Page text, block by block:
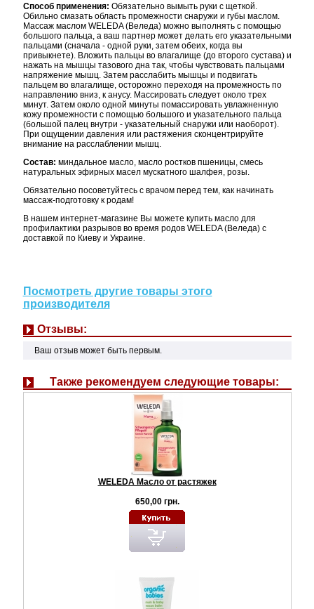
Способ применения: Обязательно вымыть руки с щеткой.
Обильно смазать область промежности снаружи и губы маслом.
Массаж маслом WELEDA (Веледа) можно выполнять с помощью
большого пальца, а ваш партнер может делать его указательными
пальцами (сначала - одной руки, затем обеих, когда вы
привыкнете). Вложить пальцы во влагалище (до второго сустава) и
нажать на мышцы тазового дна так, чтобы чувствовать пальцами
напряжение мышц. Затем расслабить мышцы и подвигать
пальцем во влагалище, осторожно переходя на промежность по
направлению вниз, к анусу. Массировать следует около трех
минут. Затем около одной минуты помассировать увлажненную
кожу промежности с помощью большого и указательного пальца
(большой палец внутри - указательный снаружи или наоборот).
При ощущении давления или растяжения сконцентрируйте
внимание на расслаблении мышц.
Состав: миндальное масло, масло ростков пшеницы, смесь
натуральных эфирных масел мускатного шалфея, розы.
Обязательно посоветуйтесь с врачом перед тем, как начинать
массаж-подготовку к родам!
В нашем интернет-магазине Вы можете купить масло для
профилактики разрывов во время родов WELEDA (Веледа) с
доставкой по Киеву и Украине.
Посмотреть другие товары этого
производителя
Отзывы:
Ваш отзыв может быть первым.
Также рекомендуем следующие товары:
WELEDA Масло от растяжек
650,00 грн.